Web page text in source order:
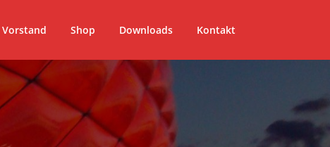
Vorstand Shop Downloads Kontakt